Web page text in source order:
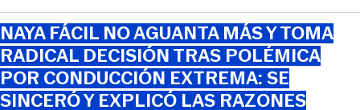
NAYA FÁCIL NO AGUANTA MÁS Y TOMA
RADICAL DECISIÓN TRAS POLÉMICA
POR CONDUCCIÓN EXTREMA: SE
SINCERÓ Y EXPLICÓ LAS RAZONES